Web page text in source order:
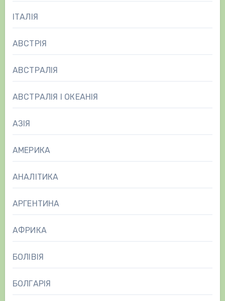
ІТАЛІЯ
АВСТРІЯ
АВСТРАЛІЯ
АВСТРАЛІЯ І ОКЕАНІЯ
АЗІЯ
АМЕРИКА
АНАЛІТИКА
АРГЕНТИНА
АФРИКА
БОЛІВІЯ
БОЛГАРІЯ